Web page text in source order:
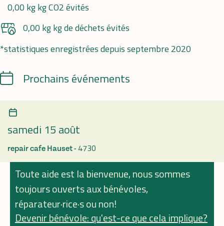
0,00 kg kg CO2 évités
0,00 kg kg de déchets évités
*statistiques enregistrées depuis septembre 2020
CalendrierProchains événements
samedi 15 août
repair cafe Hauset - 4730
Toute aide est la bienvenue, nous sommes
toujours ouverts aux bénévoles,
réparateur·rice·s ou non!
Devenir bénévole: qu'est-ce que cela implique?